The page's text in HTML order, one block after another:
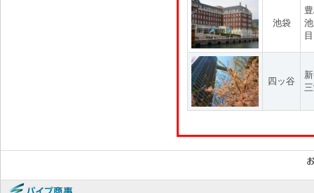
池袋
四ッ谷